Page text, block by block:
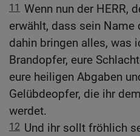
11 Wenn nun der HERR,
erwählt, dass sein
dahin bringen alles, was
Brandopfer, eure
eure heiligen Abgaben
Gelübdeopfer, die ihr
werdet.
12 Und ihr sollt fröhlich